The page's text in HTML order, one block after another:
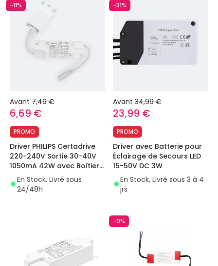
-11%
Avant 7,49 €
6,69 €
PROMO
Driver PHILIPS Certadrive
220-240V Sortie 30-40V
1050mA 42W avec Boîtier
de Connexions Rapides
En Stock, Livré sous
24/48h
-31%
Avant 34,99 €
23,99 €
PROMO
Driver avec Batterie pour
Éclairage de Secours LED
15-50V DC 3W
En Stock, Livré sous 3 à 4
jrs
-9%